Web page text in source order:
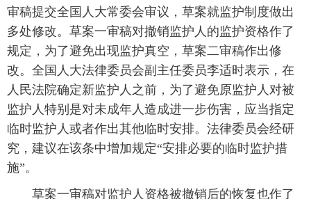
时尚 思客 地方 法治
港澳 台湾 华人 汽车
科技 能源 房产 公司
图片 视频 彩票 食品
旅游 健康 信息化 数据
金融 公益 军事 无人机
审稿提交全国人大常委会审议，草案就监护制度做出
多处修改。草案一审稿对撤销监护人的监护资格作了
规定，为了避免出现监护真空，草案二审稿作出修
改。全国人大法律委员会副主任委员李适时表示，在
人民法院确定新监护人之前，为了避免原监护人对被
监护人特别是对未成年人造成进一步伤害，应当指定
临时监护人或者作出其他临时安排。法律委员会经研
究，建议在该条中增加规定“安排必要的临时监护措
施”。
草案一审稿对监护人资格被撤销后的恢复也作了